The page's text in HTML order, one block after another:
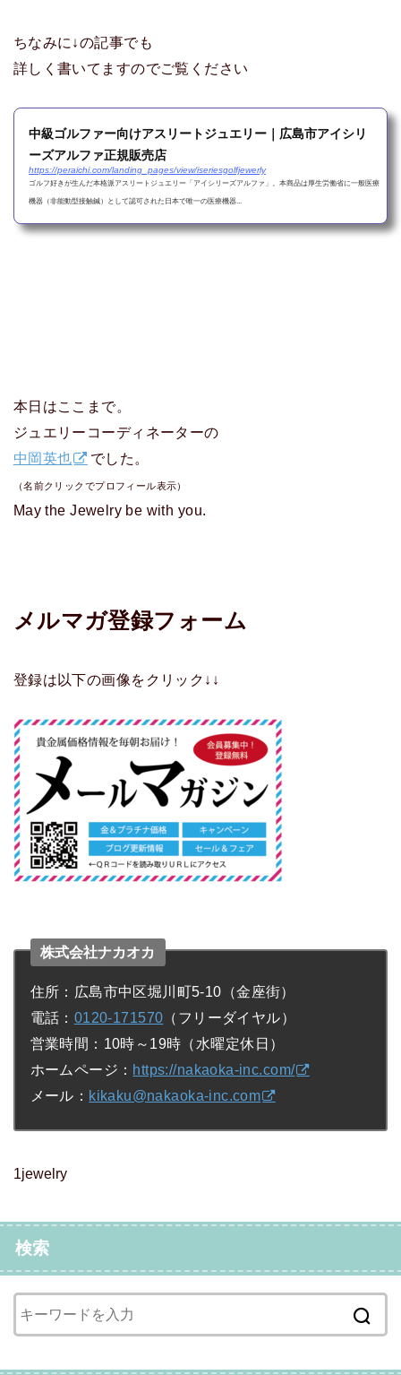
ちなみに↓の記事でも
詳しく書いてますのでご覧ください
中級ゴルファー向けアスリートジュエリー｜広島市アイシリ
ーズアルファ正規販売店
https://peraichi.com/landing_pages/view/iseriesgolfjewerly
ゴルフ好きが生んだ本格派アスリートジュエリー「アイシリーズアルファ」。本商品は厚生労働省に一般医療
機器（非能動型接触鍼）として認可された日本で唯一の医療機器...
本日はここまで。
ジュエリーコーディネーターの
中岡英也
でした。
（名前クリックでプロフィール表示）
May the Jewelry be with you.
メルマガ登録フォーム
登録は以下の画像をクリック↓↓
株式会社ナカオカ
住所：広島市中区堀川町5-10（金座街）
電話： 0120-171570 （フリーダイヤル）
営業時間：10時～19時（水曜定休日）
ホームページ： https://nakaoka-inc.com/
メール： kikaku@nakaoka-inc.com
1jewelry
検索